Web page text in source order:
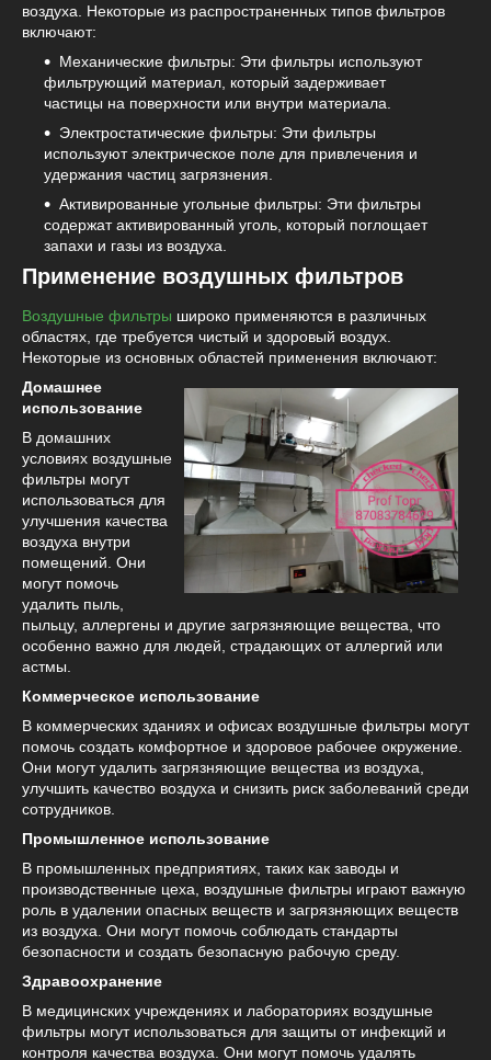
воздуха. Некоторые из распространенных типов фильтров
включают:
Механические фильтры: Эти фильтры используют
фильтрующий материал, который задерживает
частицы на поверхности или внутри материала.
Электростатические фильтры: Эти фильтры
используют электрическое поле для привлечения и
удержания частиц загрязнения.
Активированные угольные фильтры: Эти фильтры
содержат активированный уголь, который поглощает
запахи и газы из воздуха.
Применение воздушных фильтров
Воздушные фильтры широко применяются в различных
областях, где требуется чистый и здоровый воздух.
Некоторые из основных областей применения включают:
Домашнее
использование
В домашних
условиях воздушные
фильтры могут
использоваться для
улучшения качества
воздуха внутри
помещений. Они
могут помочь
удалить пыль,
пыльцу, аллергены и другие загрязняющие вещества, что
особенно важно для людей, страдающих от аллергий или
астмы.
Коммерческое использование
В коммерческих зданиях и офисах воздушные фильтры могут
помочь создать комфортное и здоровое рабочее окружение.
Они могут удалить загрязняющие вещества из воздуха,
улучшить качество воздуха и снизить риск заболеваний среди
сотрудников.
Промышленное использование
В промышленных предприятиях, таких как заводы и
производственные цеха, воздушные фильтры играют важную
роль в удалении опасных веществ и загрязняющих веществ
из воздуха. Они могут помочь соблюдать стандарты
безопасности и создать безопасную рабочую среду.
Здравоохранение
В медицинских учреждениях и лабораториях воздушные
фильтры могут использоваться для защиты от инфекций и
контроля качества воздуха. Они могут помочь удалять